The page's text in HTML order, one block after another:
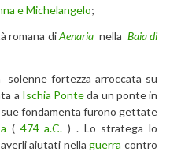
e Michelangelo;
romana diAenaria nella Baia di
solenne fortezza arroccata su
a Ischia Ponteda un ponte in
fondamenta furono gettate
( 474 a.C. ) . Lo stratega lo
aiutati nellaguerra contro